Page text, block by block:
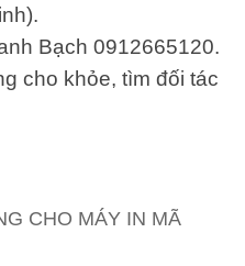
Bạch 0912665120.
cho khỏe, tìm đối tác
CHO MÁY IN MÃ